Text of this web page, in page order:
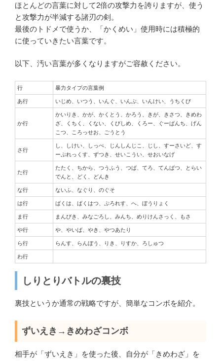
ほとんどの言葉に対して2倍の攻撃力を誇りますが、使う
と攻撃力が半減する諸刃の剣。
最後のトドメで使うか、「かくめい」使用時には積極的
に使っていきたい言葉です。
以下、汚い言葉が多くなりますがご容赦ください。
行 暴力タイプの言葉例
あ行 いじめ、いつう、いんぐ、いんぶ、いんけい、うちくび
か行
かいりき、かが、かくとう、かろう、きが、きさつ、きめわ
ざ、くちく、くない、くびしめ、くろー、ぐーぱんち、げん
こつ、ころっせお、ごうとう
さ行
し、しけい、しっぺ、じんしんじこ、じし、すーさいど、す
ーぷれっくす、ずつき、せいこうい、せおいなげ
た行
たたく、ちから、つうふう、つば、てろ、てんばつ、とらい
でんと、どく、どんき
な行 ないふ、なぐり、のぐそ
は行 ばくは、ばくはつ、ぷろれす、へ、ぼうりょく
ま行 まんびき、みなごろし、みんち、めりけんさっく、もさ
や行 や、やいば、やき、やつあたり
ら行 らんす、らんぼう、りき、りすか、ろしゅつ
わ行
しりとりバトルの裏技
裏技というか通常の戦略ですが、簡単なコンボを紹介。
ずいえき→きめわざコンボ
相手が「ずいえき」を使った後、自分が「きめわざ」を